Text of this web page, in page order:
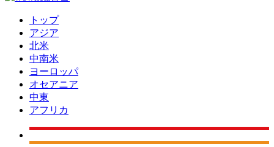
トップ
アジア
北米
中南米
ヨーロッパ
オセアニア
中東
アフリカ